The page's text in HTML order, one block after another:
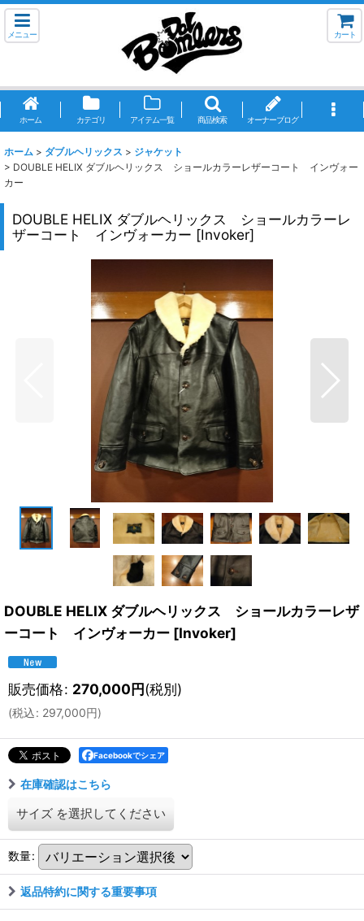
メニュー カート
ホーム カテゴリ アイテム一覧 商品検索 オーナーブログ
ホーム > ダブルヘリックス > ジャケット
> DOUBLE HELIX ダブルヘリックス ショールカラーレザーコート インヴォー
カー
DOUBLE HELIX ダブルヘリックス ショールカラーレ
ザーコート インヴォーカー [Invoker]
DOUBLE HELIX ダブルヘリックス ショールカラーレザ
ーコート インヴォーカー [Invoker]
販売価格: 270,000円(税別)
(税込: 297,000円)
Facebookでシェア
在庫確認はこちら
サイズ を選択してください
数量:
返品特約に関する重要事項